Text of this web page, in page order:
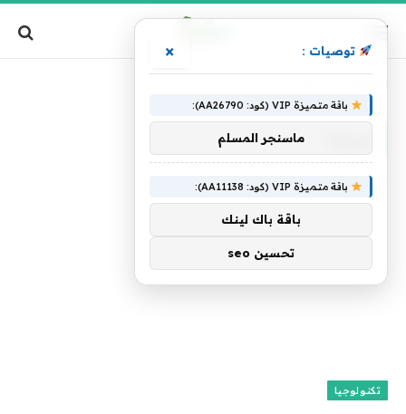
تكنولوجيا
توصيات : ×
باقة متميزة VIP (كود: AA26790):
ماسنجر المسلم
باقة متميزة VIP (كود: AA11138):
باقة باك لينك
تحسين seo